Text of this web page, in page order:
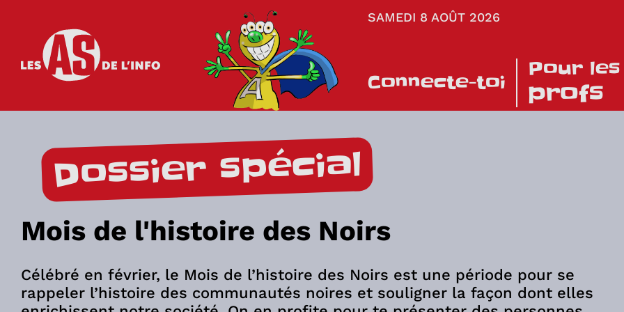
SAMEDI 8 AOÛT 2026
Connecte-toi
Pour les
profs
Dossier spécial
Mois de l'histoire des Noirs
Célébré en février, le Mois de l’histoire des Noirs est une période pour se
rappeler l’histoire des communautés noires et souligner la façon dont elles